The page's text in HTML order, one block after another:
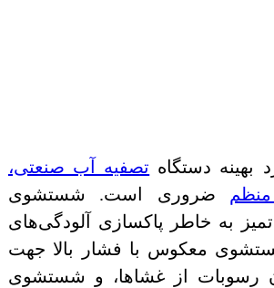
بهینه دستگاه تصفیه آب صنعتی،
ضروری است. شستشوی
تمیز به خاطر پاکسازی آلودگی‌های
معکوس با فشار بالا جهت
رسوبات از غشاها، و شستشوی